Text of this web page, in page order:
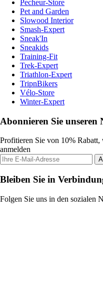
Pecheur-Store
Pet and Garden
Slowood Interior
Smash-Expert
Sneak'In
Sneakids
Training-Fit
Trek-Expert
Triathlon-Expert
TripnBikers
Vélo-Store
Winter-Expert
Abonnieren Sie unseren
Profitieren Sie von 10%
anmelden
Bleiben Sie in
Folgen Sie uns in den sozialen